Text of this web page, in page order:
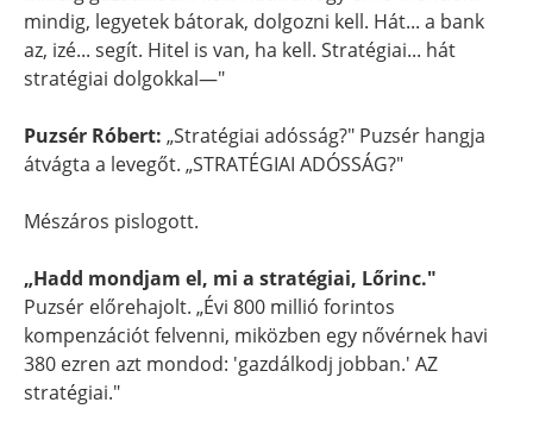
mindig, legyetek bátorak, dolgozni kell. Hát... a bank
az, izé... segít. Hitel is van, ha kell. Stratégiai... hát
stratégiai dolgokkal—"
Puzsér Róbert: „Stratégiai adósság?" Puzsér hangja
átvágta a levegőt. „STRATÉGIAI ADÓSSÁG?"
Mészáros pislogott.
„Hadd mondjam el, mi a stratégiai, Lőrinc."
Puzsér előrehajolt. „Évi 800 millió forintos
kompenzációt felvenni, miközben egy nővérnek havi
380 ezren azt mondod: 'gazdálkodj jobban.' AZ
stratégiai."